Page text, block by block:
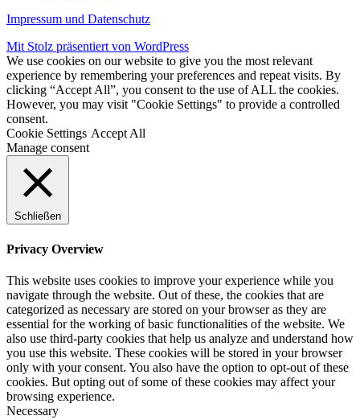
Impressum und Datenschutz
Mit Stolz präsentiert von WordPress
We use cookies on our website to give you the most relevant
experience by remembering your preferences and repeat visits. By
clicking “Accept All”, you consent to the use of ALL the cookies.
However, you may visit "Cookie Settings" to provide a controlled
consent.
Cookie Settings Accept All
Manage consent
Schließen
Privacy Overview
This website uses cookies to improve your experience while you
navigate through the website. Out of these, the cookies that are
categorized as necessary are stored on your browser as they are
essential for the working of basic functionalities of the website. We
also use third-party cookies that help us analyze and understand how
you use this website. These cookies will be stored in your browser
only with your consent. You also have the option to opt-out of these
cookies. But opting out of some of these cookies may affect your
browsing experience.
Necessary